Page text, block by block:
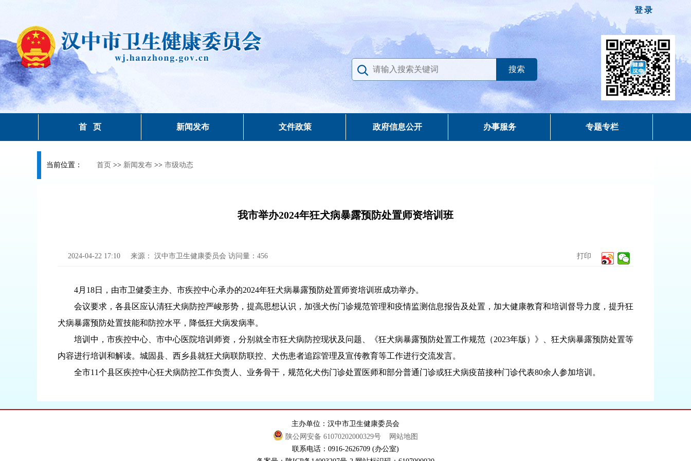
登录
首 页 新闻发布 文件政策 政府信息公开 办事服务 专题专栏
当前位置： 首页 >> 新闻发布 >> 市级动态
我市举办2024年狂犬病暴露预防处置师资培训班
2024-04-22 17:10 来源： 汉中市卫生健康委员会 访问量： 456 打印
4月18日，由市卫健委主办、市疾控中心承办的2024年狂犬病暴露预防处置师资培训班成功举办。
会议要求，各县区应认清狂犬病防控严峻形势，提高思想认识，加强犬伤门诊规范管理和疫情监测信息报告及处置，加大健康教育和培训督导力度，提升狂
犬病暴露预防处置技能和防控水平，降低狂犬病发病率。
培训中，市疾控中心、市中心医院培训师资，分别就全市狂犬病防控现状及问题、《狂犬病暴露预防处置工作规范（2023年版）》、狂犬病暴露预防处置等
内容进行培训和解读。城固县、西乡县就狂犬病联防联控、犬伤患者追踪管理及宣传教育等工作进行交流发言。
全市11个县区疾控中心狂犬病防控工作负责人、业务骨干，规范化犬伤门诊处置医师和部分普通门诊或狂犬病疫苗接种门诊代表80余人参加培训。
主办单位：汉中市卫生健康委员会
陕公网安备 61070202000329号
网站地图
联系电话：0916-2626709 (办公室)